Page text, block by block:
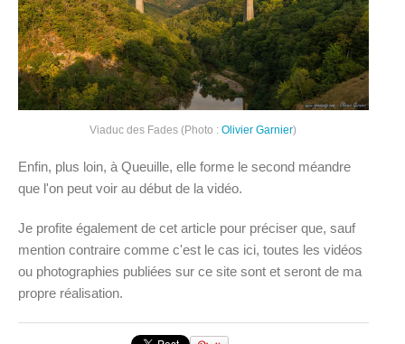
Viaduc des Fades (Photo :Olivier Garnier)
Enfin, plus loin, à Queuille, elle forme le second méandre
que l'on peut voir au début de la vidéo.
Je profite également de cet article pour préciser que, sauf
mention contraire comme c'est le cas ici, toutes les vidéos
ou photographies publiées sur ce site sont et seront de ma
propre réalisation.